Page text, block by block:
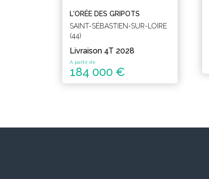
L'ORÉE DES GRIPOTS
SAINT-SÉBASTIEN-SUR-LOIRE
(44)
Livraison 4T 2028
A partir de
184 000 €